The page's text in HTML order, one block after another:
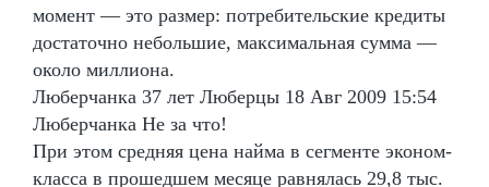
момент — это размер: потребительские кредиты
достаточно небольшие, максимальная сумма —
около миллиона.
Люберчанка 37 лет Люберцы 18 Авг 2009 15:54
Люберчанка Не за что!
При этом средняя цена найма в сегменте эконом-
класса в прошедшем месяце равнялась 29,8 тыс.